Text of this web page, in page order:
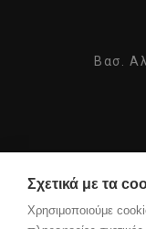
Βασ.
Σχετικά με τα
Χρησιμοποιούμε